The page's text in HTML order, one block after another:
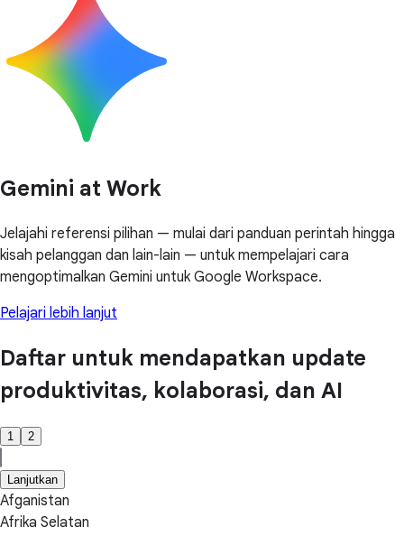
Gemini at Work
Jelajahi referensi pilihan — mulai dari panduan perintah hingga
kisah pelanggan dan lain-lain — untuk mempelajari cara
mengoptimalkan Gemini untuk Google Workspace.
Pelajari lebih lanjut
Daftar untuk mendapatkan update
produktivitas, kolaborasi, dan AI
1 2
Lanjutkan
Afganistan
Afrika Selatan